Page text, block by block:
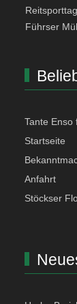
Führser
Tante Enso
Startseite
Anfahrt
Stöckser